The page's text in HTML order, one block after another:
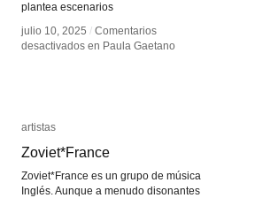
plantea escenarios
julio 10, 2025 / Comentarios
desactivados en Paula Gaetano
julio 10, 2025 / Comentarios
desactivados en Paula Gaetano
artistas
Zoviet*France
Zoviet*France es un grupo de música
Inglés. Aunque a menudo disonantes
artistas
Zoviet*France